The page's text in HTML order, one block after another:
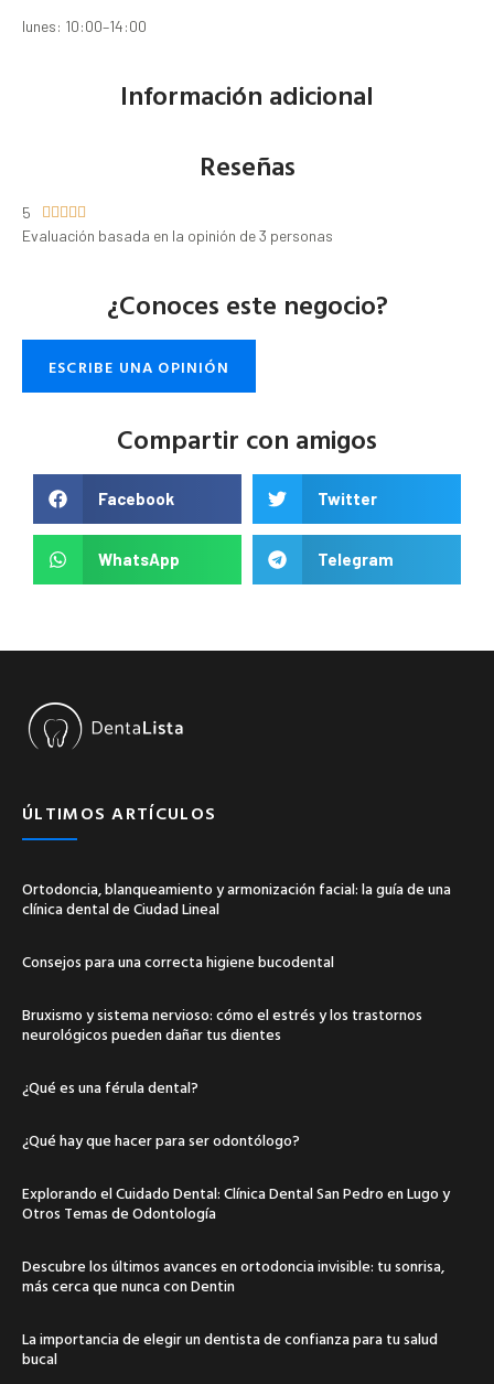
lunes: 10:00–14:00
Información adicional
Reseñas
5     
Evaluación basada en la opinión de 3 personas
¿Conoces este negocio?
ESCRIBE UNA OPINIÓN
Compartir con amigos
Facebook Twitter
WhatsApp Telegram
ÚLTIMOS ARTÍCULOS
Ortodoncia, blanqueamiento y armonización facial: la guía de una
clínica dental de Ciudad Lineal
Consejos para una correcta higiene bucodental
Bruxismo y sistema nervioso: cómo el estrés y los trastornos
neurológicos pueden dañar tus dientes
¿Qué es una férula dental?
¿Qué hay que hacer para ser odontólogo?
Explorando el Cuidado Dental: Clínica Dental San Pedro en Lugo y
Otros Temas de Odontología
Descubre los últimos avances en ortodoncia invisible: tu sonrisa,
más cerca que nunca con Dentin
La importancia de elegir un dentista de confianza para tu salud
bucal